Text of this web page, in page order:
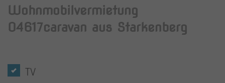
Wohnmobilvermietung
04617caravan aus Starkenberg
TV